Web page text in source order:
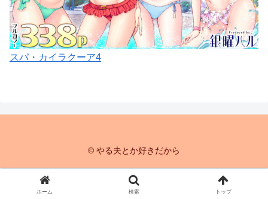
スパ・カイラクーア4
© やる夫とか好きだから
ホーム 検索 トップ